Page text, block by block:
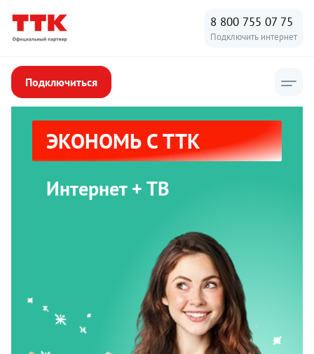
8 800 755 07 75
Подключить интернет
Подключиться
ЭКОНОМЬ С ТТК
Интернет + ТВ